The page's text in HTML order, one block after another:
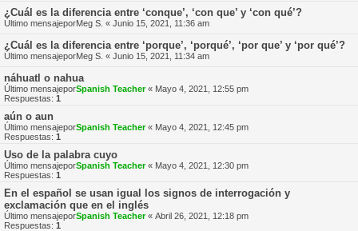
¿Cuál es la diferencia entre ‘conque’, ‘con que’ y ‘con qué’?
Último mensajeporMeg S. « Junio 15, 2021, 11:36 am
¿Cuál es la diferencia entre ‘porque’, ‘porqué’, ‘por que’ y ‘por qué’?
Último mensajeporMeg S. « Junio 15, 2021, 11:34 am
náhuatl o nahua
Último mensajeporSpanish Teacher« Mayo 4, 2021, 12:55 pm
Respuestas: 1
aún o aun
Último mensajeporSpanish Teacher« Mayo 4, 2021, 12:45 pm
Respuestas: 1
Uso de la palabra cuyo
Último mensajeporSpanish Teacher« Mayo 4, 2021, 12:30 pm
Respuestas: 1
En el español se usan igual los signos de interrogación y
exclamación que en el inglés
Último mensajeporSpanish Teacher« Abril 26, 2021, 12:18 pm
Respuestas: 1